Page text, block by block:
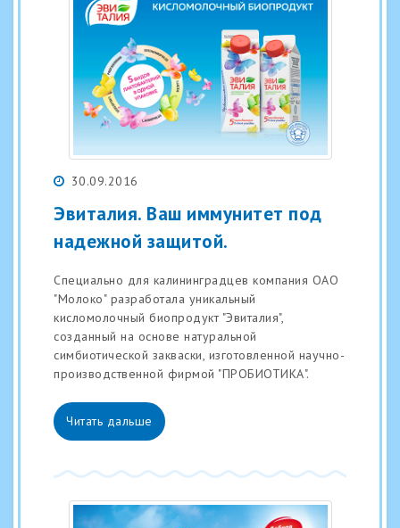
30.09.2016
Эвиталия. Ваш иммунитет под
надежной защитой.
Специально для калининградцев компания ОАО
"Молоко" разработала уникальный
кисломолочный биопродукт "Эвиталия",
созданный на основе натуральной
симбиотической закваски, изготовленной научно-
производственной фирмой "ПРОБИОТИКА".
Читать дальше